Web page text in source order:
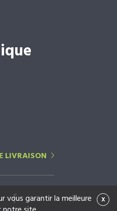
LIVRAISON
x
vous garantir la meilleure